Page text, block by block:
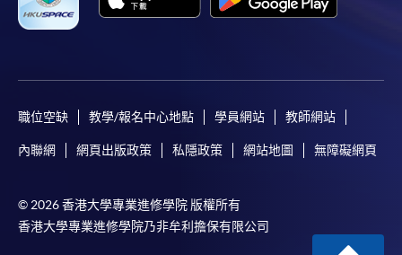
職位空缺 教學/報名中心地點 學員網站 教師網站
內聯網 網頁出版政策 私隱政策 網站地圖 無障礙網頁
© 2026 香港大學專業進修學院 版權所有
香港大學專業進修學院乃非牟利擔保有限公司